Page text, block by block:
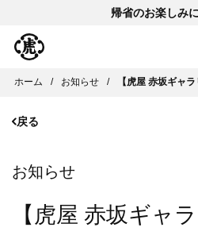
帰省のお楽しみ
ホーム お知らせ 【虎屋 赤坂ギャ
戻る
お知らせ
【虎屋 赤坂ギャ